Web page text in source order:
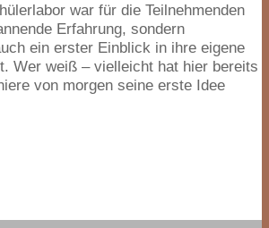
war für die Teilnehmenden
Erfahrung, sondern
ein erster Einblick in ihre eigene
Wer weiß – vielleicht hat hier bereits
von morgen seine erste Idee